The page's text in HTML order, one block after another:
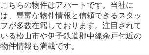
こちらの物件はアパートです。当社に
は、豊富な物件情報と信頼できるスタッ
フが多数在籍しております。注目されて
いる松山市や伊予鉄道郡中線余戸付近の
物件情報も満載です。